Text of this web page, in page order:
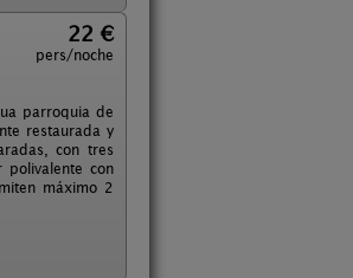
22 €
pers/noche
parroquia de
restaurada y
con tres
polivalente con
máximo 2